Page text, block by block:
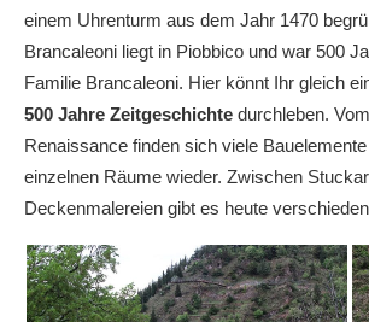
einem Uhrenturm aus dem Jahr 1470
Brancaleoni liegt in Piobbico und war 500
Familie Brancaleoni. Hier könnt Ihr gleich
500 Jahre Zeitgeschichte durchleben.
Renaissance finden sich viele
einzelnen Räume wieder. Zwischen
Deckenmalereien gibt es heute